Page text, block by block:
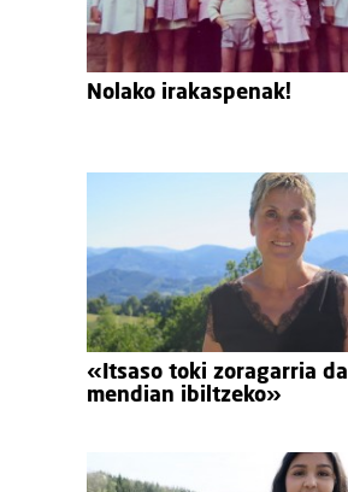
Nolako irakaspenak!
«Itsaso toki zoragarria da
mendian ibiltzeko»